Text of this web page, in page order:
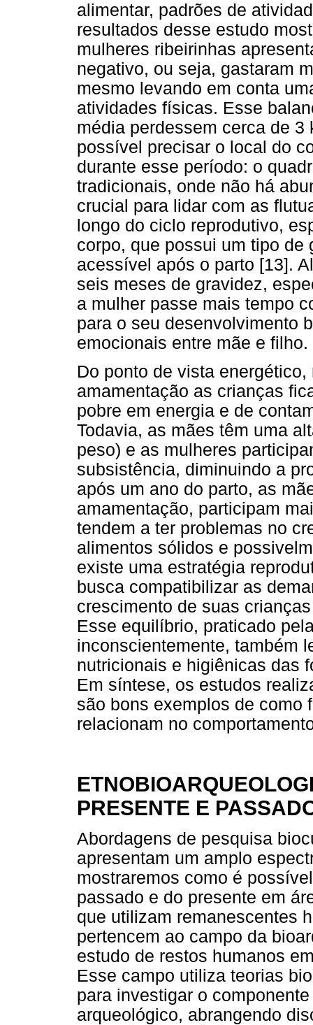
alimentar, padrões de
resultados desse estudo
mulheres ribeirinhas
negativo, ou seja, gastaram
mesmo levando em conta
atividades físicas. Esse
média perdessem cerca de
possível precisar o local do
durante esse período: o
tradicionais, onde não há
crucial para lidar com as
longo do ciclo reprodutivo,
corpo, que possui um tipo de
acessível após o parto [13].
seis meses de gravidez,
a mulher passe mais tempo
para o seu desenvolvimento
emocionais entre mãe e filho.
Do ponto de vista
amamentação as crianças
pobre em energia e de
Todavia, as mães têm uma
peso) e as mulheres
subsistência, diminuindo a
após um ano do parto, as
amamentação, participam
tendem a ter problemas no
alimentos sólidos e
existe uma estratégia
busca compatibilizar as
crescimento de suas
Esse equilíbrio, praticado
inconscientemente, também
nutricionais e higiênicas das
Em síntese, os estudos
são bons exemplos de como
relacionam no
PRESENTE E
Abordagens de pesquisa
apresentam um amplo
mostraremos como é
passado e do presente em
que utilizam remanescentes
pertencem ao campo da
estudo de restos humanos
Esse campo utiliza teorias
para investigar o
arqueológico, abrangendo